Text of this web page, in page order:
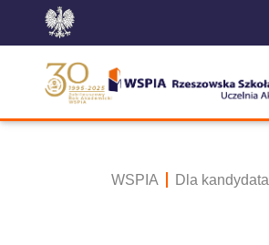
WSPIA Dla kandydata